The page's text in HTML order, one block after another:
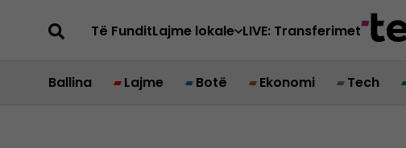
Të FunditLajme lokale LIVE: Transferimet
Ballina Lajme Botë Ekonomi Tech